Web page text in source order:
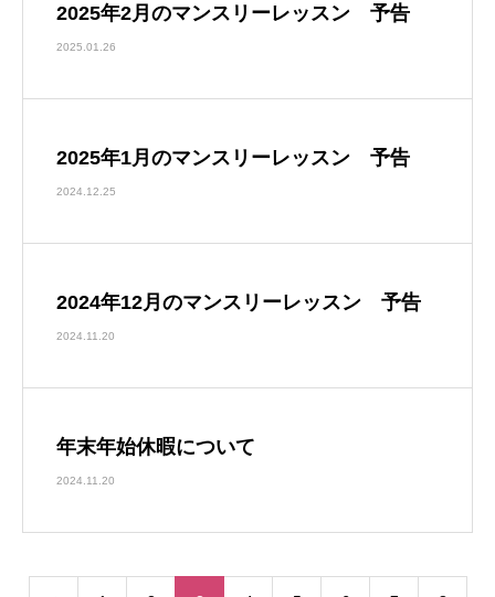
2025年2月のマンスリーレッスン 予告
2025.01.26
2025年1月のマンスリーレッスン 予告
2024.12.25
2024年12月のマンスリーレッスン 予告
2024.11.20
年末年始休暇について
2024.11.20